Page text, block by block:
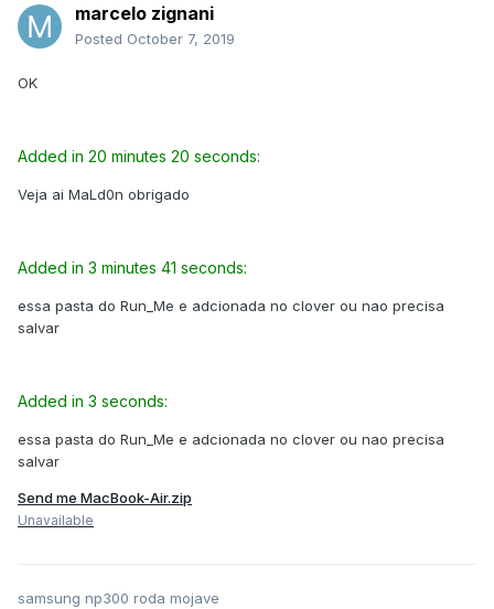
marcelo zignani
Posted October 7, 2019
OK
Added in 20 minutes 20 seconds:
Veja ai MaLd0n obrigado
Added in 3 minutes 41 seconds:
essa pasta do Run_Me e adcionada no clover ou nao precisa
salvar
Added in 3 seconds:
essa pasta do Run_Me e adcionada no clover ou nao precisa
salvar
Send me MacBook-Air.zip
Unavailable
samsung np300 roda mojave